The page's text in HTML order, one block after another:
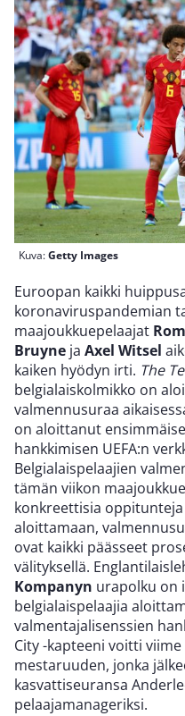
Kuva:Getty Images
Euroopan kaikki
koronaviruspandemian
maajoukkuepelaajat
Bruyne ja Axel Witsel
kaiken hyödyn irti. The
belgialaiskolmikko on
valmennusuraa
on aloittanut
hankkimisen UEFA:n
Belgialaispelaajien
tämän viikon
konkreettisia
aloittamaan,
ovat kaikki päässeet
välityksellä.
Kompanyn urapolku on
belgialaispelaajia
valmentajalisenssien
City -kapteeni voitti
mestaruuden, jonka
kasvattiseuransa
pelaajamanageriksi.